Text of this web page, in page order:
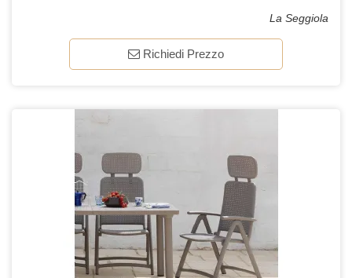
La Seggiola
Richiedi Prezzo